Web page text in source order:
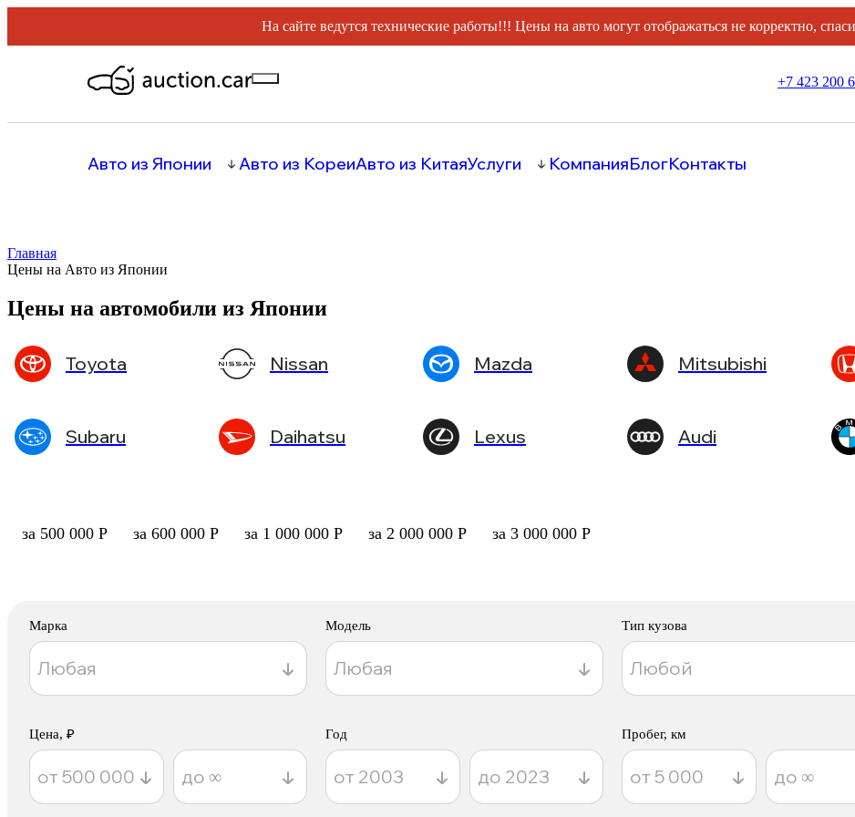
На сайте ведутся технические работы!!! Цены на авто могут отображаться не корректно,
+7 423 200
Авто из Японии Авто из КореиАвто из КитаяУслуги КомпанияБлогКонтакты
Главная
Цены на Авто из Японии
Цены на автомобили из Японии
Toyota Nissan Mazda Mitsubishi
Subaru Daihatsu Lexus Audi
за 500 000 Р за 600 000 Р за 1 000 000 Р за 2 000 000 Р за 3 000 000 Р
Марка Модель Тип кузова
Цена, ₽ Год Пробег, км